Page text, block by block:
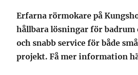
Erfarna rörmokare på
hållbara lösningar för badrum
och snabb service för både
projekt. Få mer information